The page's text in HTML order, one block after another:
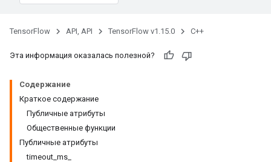
TensorFlow API, API TensorFlow v1.15.0 C++
Эта информация оказалась полезной?
Содержание
Краткое содержание
Публичные атрибуты
Общественные функции
Публичные атрибуты
timeout_ms_